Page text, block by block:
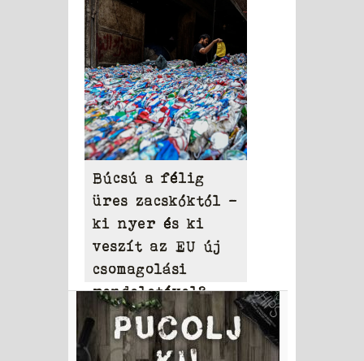
Network 2025-ös
mérlegében
Búcsú a félig
üres zacskóktól –
ki nyer és ki
veszít az EU új
csomagolási
rendeletével?